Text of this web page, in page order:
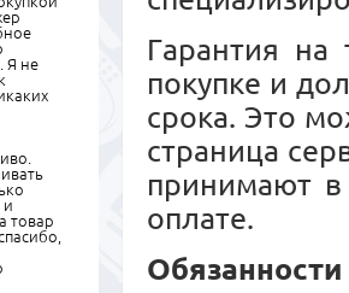
Гарантия на
покупке и
срока. Это
страница
принимают в
оплате.
Обязанности
Я не
и
товар